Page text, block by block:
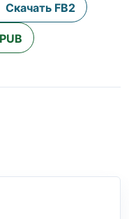
Скачать FB2